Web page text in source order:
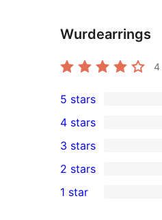
Wurdearrings
4
48
5-
star
reviews
5 stars
4-
star
reviews
4 stars
0
3-
star
3 stars
2-
2 stars
15
1 star